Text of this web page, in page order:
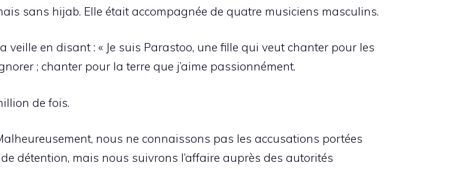
sans hijab. Elle était accompagnée de quatre musiciens masculins.
en disant : « Je suis Parastoo, une fille qui veut chanter pour les
; chanter pour la terre que j’aime passionnément.
de fois.
nous ne connaissons pas les accusations portées
détention, mais nous suivrons l’affaire auprès des autorités